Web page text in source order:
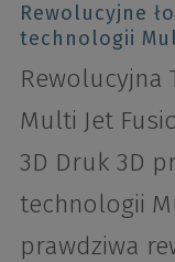
Rewolucyjne
technologii
Rewolucyjna
Multi Jet
3D Druk 3D
technologii
prawdziwa